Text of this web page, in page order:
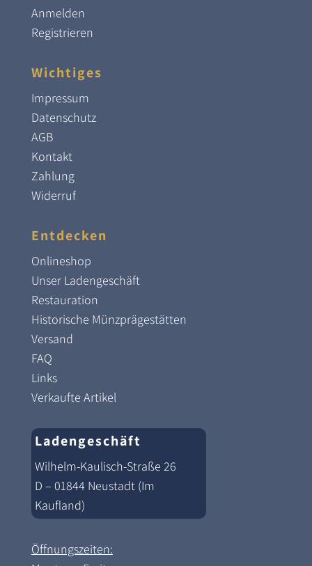
Anmelden
Registrieren
Wichtiges
Impressum
Datenschutz
AGB
Kontakt
Zahlung
Widerruf
Entdecken
Onlineshop
Unser Ladengeschäft
Restauration
Historische Münzprägestätten
Versand
FAQ
Links
Verkaufte Artikel
Ladengeschäft
Wilhelm-Kaulisch-Straße 26
D – 01844 Neustadt (Im
Kaufland)
Öffnungszeiten: